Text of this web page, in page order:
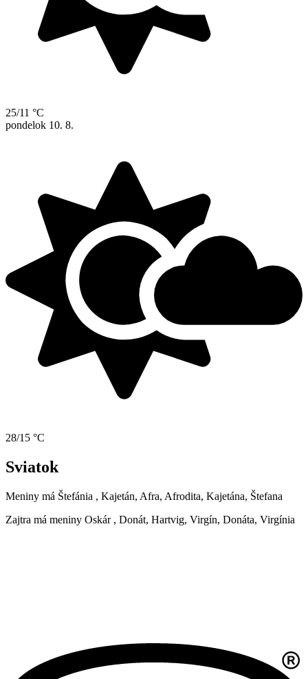
25/11 °C
pondelok 10. 8.
28/15 °C
Sviatok
Meniny má Štefánia , Kajetán, Afra, Afrodita, Kajetána, Štefana
Zajtra má meniny Oskár , Donát, Hartvig, Virgín, Donáta, Virgínia